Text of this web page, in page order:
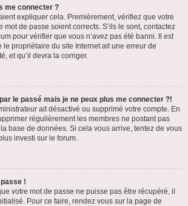
me connecter ?
expliquer cela. Premièrement, vérifiez que votre
mot de passe soient corrects. S’ils le sont, contactez
pour vérifier que vous n’avez pas été banni. Il est
propriétaire du site Internet ait une erreur de
et qu’il devra la corriger.
le passé mais je ne peux plus me connecter ?!
ait désactivé ou supprimé votre compte. En
régulièrement les membres ne postant pas
base de données. Si cela vous arrive, tentez de vous
investi sur le forum.
!
votre mot de passe ne puisse pas être récupéré, il
Pour ce faire, rendez vous sur la page de